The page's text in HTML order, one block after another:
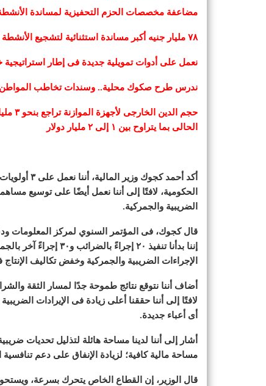
مضاعفة مخصصات الحزم التحفيزية لمساندة الأنشطة
٧٨ مليار جنيه أكبر مساندة استثنائية لتشجيع الأنشطة الصناعية والتصديرية والسياحية
نعمل على أدوات تمويلية جديدة فى إطار استراتيجية
ندرس طرح صكوك محلية.. وسندات تخاطب المواطن..
حجم
الحالى بما يتراوح بين ١ إلى ٢ مليار دولار
أكد أحمد
الحكومية، لافتًا إلى أننا نعمل أيضًا على توسيع
الضريبية والجمركية.
قال كجوك، فى المؤتمر السنوي لمركز المعلومات ودعم
إننا بدأنا تنفيذ ٢٠
الإجراءات الضريبية والجمركية وخفض تكاليف
أضاف أننا نتوقع نتائج طموحة جدًا لمسار الثقة
أى أعباء جديدة.
أشار إلى أننا لدينا مساحة هائلة لتذليل تحديات
مساحة مالية كافية؛ لزيادة الإنفاق على دعم